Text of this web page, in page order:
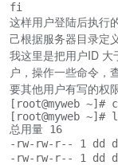
fi
这样用户登陆后执行
己根据服务器目录定
我这里是把用户ID
户，操作一些命令，
要其他用户有写的权
[root@myweb
[root@myweb
总用量 16
-rw-rw-r-- 1 dd
-rw-rw-r-- 1 dd